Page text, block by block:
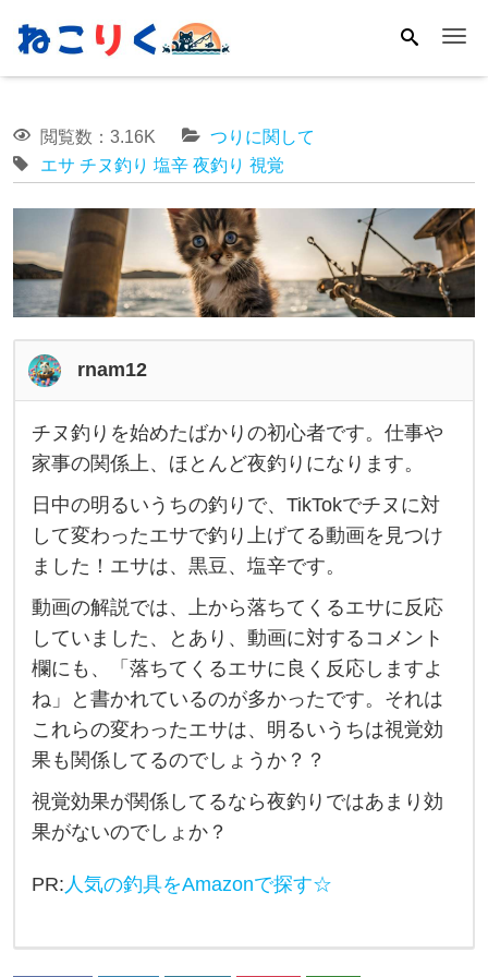
閲覧数：3.16K
つりに関して
エサ チヌ釣り 塩辛 夜釣り 視覚
rnam12
チ
釣
り
を
始
め
た
ば
か
り
の
初
心
で
チヌ釣りを始めたばかりの初心者です。仕事や
家事の関係上、ほとんど夜釣りになります。
日中の明るいうちの釣りで、TikTokでチヌに対
して変わったエサで釣り上げてる動画を見つけ
ました！エサは、黒豆、塩辛です。
動画の解説では、上から落ちてくるエサに反応
していました、とあり、動画に対するコメント
欄にも、「落ちてくるエサに良く反応しますよ
ね」と書かれているのが多かったです。それは
これらの変わったエサは、明るいうちは視覚効
果も関係してるのでしょうか？？
視覚効果が関係してるなら夜釣りではあまり効
果がないのでしょか？
PR: 人気の釣具をAmazonで探す☆